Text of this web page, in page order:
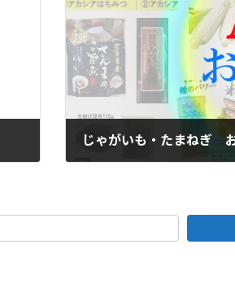
じゃがいも・たまねぎ